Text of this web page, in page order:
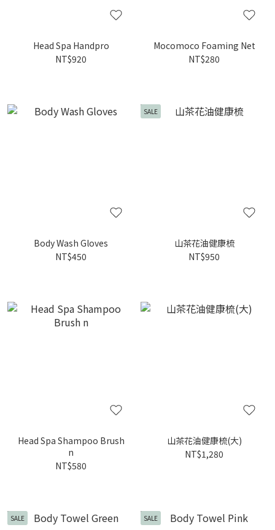
Head Spa Handpro
NT$920
Mocomoco Foaming Net
NT$280
Body Wash Gloves
NT$450
SALE
山茶花油健康梳
NT$950
Head Spa Shampoo Brush
n
NT$580
山茶花油健康梳(大)
NT$1,280
SALE SALE